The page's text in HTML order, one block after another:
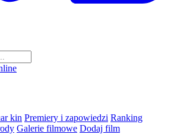
kin Premiery i zapowiedzi Ranking
Galerie filmowe Dodaj film